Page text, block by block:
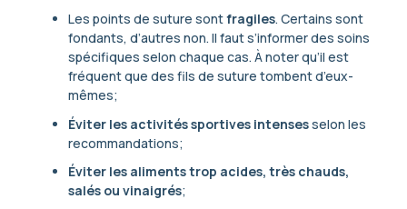
Les points de suture sontfragiles. Certains sont
fondants, d’autres non. Il faut s’informer des soins
spécifiques selon chaque cas. À noter qu’il est
fréquent que des fils de suture tombent d’eux-
mêmes;
Éviter les activités sportives intensesselon les
recommandations;
Éviter les aliments trop acides, très chauds,
salés ou vinaigrés;